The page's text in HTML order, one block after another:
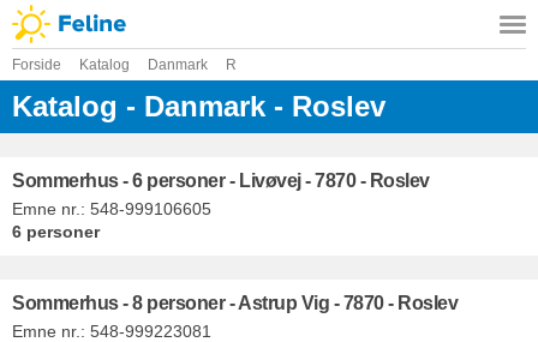
Forside Katalog Danmark R
Katalog - Danmark - Roslev
Sommerhus - 6 personer - Livøvej - 7870 - Roslev
Emne nr.: 548-999106605
6 personer
Sommerhus - 8 personer - Astrup Vig - 7870 - Roslev
Emne nr.: 548-999223081